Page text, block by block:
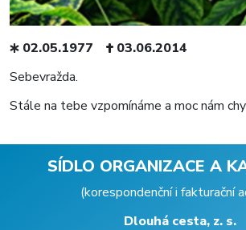
02.05.1977
03.06.2014
Sebevražda.
Stále na tebe vzpomínáme a moc nám
SÍDLO ORGANIZACE A
(korespondenční i fakturační
Dlouhá cesta, z. s.